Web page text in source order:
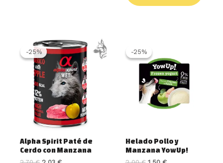
-25%
-25%
Alpha Spirit Paté de
Cerdo con Manzana
El
precio
original
era:
2.70 €.
El
precio
actual
es:
2.03 €.
-25%
-25%
Helado Pollo y
Manzana YowUp!
original
era:
2.00 €.
actual
es:
1.50 €.